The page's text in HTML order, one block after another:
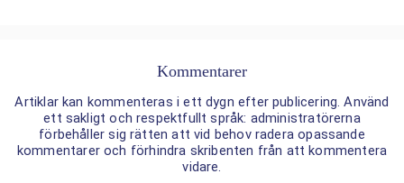
Kommentarer
Artiklar kan kommenteras i ett dygn efter publicering. Använd
ett sakligt och respektfullt språk: administratörerna
förbehåller sig rätten att vid behov radera opassande
kommentarer och förhindra skribenten från att kommentera
vidare.